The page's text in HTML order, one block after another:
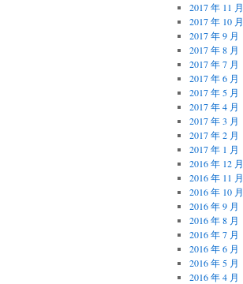
2017 年 11 月
2017 年 10 月
2017 年 9 月
2017 年 8 月
2017 年 7 月
2017 年 6 月
2017 年 5 月
2017 年 4 月
2017 年 3 月
2017 年 2 月
2017 年 1 月
2016 年 12 月
2016 年 11 月
2016 年 10 月
2016 年 9 月
2016 年 8 月
2016 年 7 月
2016 年 6 月
2016 年 5 月
2016 年 4 月